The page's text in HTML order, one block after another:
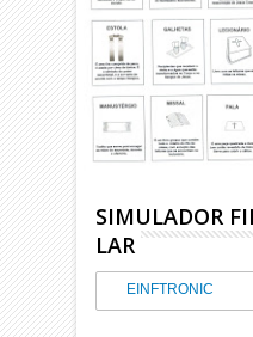
SIMULADOR
LAR
EINFTRONIC